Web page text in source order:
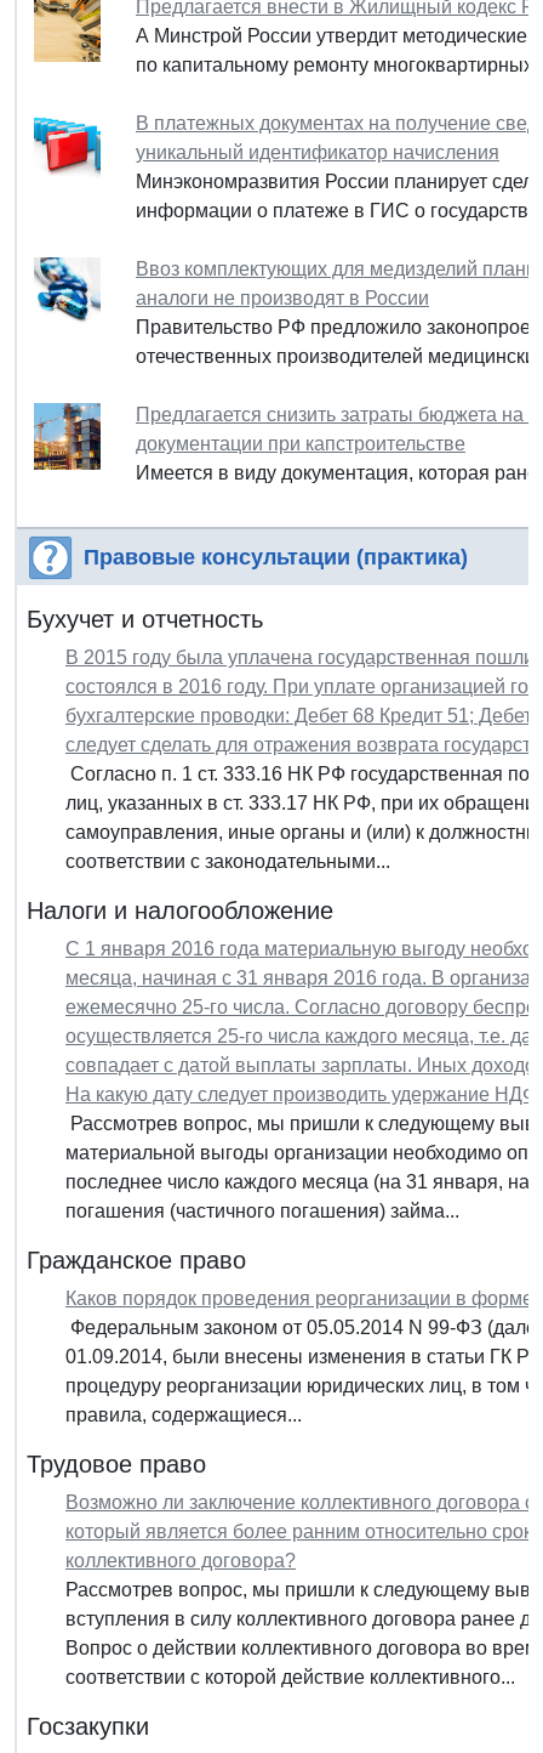
Предлагается внести в Жилищный кодекс
А Минстрой России утвердит
по капитальному ремонту многоквартирных
В платежных документах на получение
уникальный идентификатор начисления
Минэкономразвития России планирует
информации о платеже в ГИС о
Ввоз комплектующих для медизделий
аналоги не производят в России
Правительство РФ предложило
отечественных производителей
Предлагается снизить затраты бюджета на
документации при капстроительстве
Имеется в виду документация, которая
Правовые консультации (практика)
Бухучет и отчетность
В 2015 году была уплачена государственная
состоялся в 2016 году. При уплате организацией
бухгалтерские проводки: Дебет 68 Кредит 51;
следует сделать для отражения возврата
Согласно п. 1 ст. 333.16 НК РФ государственная
лиц, указанных в ст. 333.17 НК РФ, при их
самоуправления, иные органы и (или) к
соответствии с законодательными...
Налоги и налогообложение
С 1 января 2016 года материальную выгоду
месяца, начиная с 31 января 2016 года. В
ежемесячно 25-го числа. Согласно договору
осуществляется 25-го числа каждого месяца, т.е.
совпадает с датой выплаты зарплаты. Иных
На какую дату следует производить удержание
Рассмотрев вопрос, мы пришли к следующему
материальной выгоды организации необходимо
последнее число каждого месяца (на 31 января,
погашения (частичного погашения) займа...
Гражданское право
Каков порядок проведения реорганизации в
Федеральным законом от 05.05.2014 N 99-ФЗ
01.09.2014, были внесены изменения в статьи ГК
процедуру реорганизации юридических лиц, в том
правила, содержащиеся...
Трудовое право
Возможно ли заключение коллективного договора
который является более ранним относительно
коллективного договора?
Рассмотрев вопрос, мы пришли к следующему
вступления в силу коллективного договора ранее
Вопрос о действии коллективного договора во
соответствии с которой действие коллективного...
Госзакупки